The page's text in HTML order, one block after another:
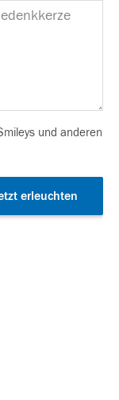
und anderen
erleuchten